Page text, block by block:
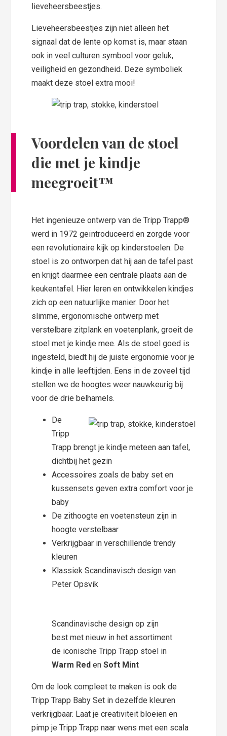
lieveheersbeestjes.
Lieveheersbeestjes zijn niet alleen het
signaal dat de lente op komst is, maar staan
ook in veel culturen symbool voor geluk,
veiligheid en gezondheid. Deze symboliek
maakt deze stoel extra mooi!
Voordelen van de stoel
die met je kindje
meegroeit™
Het ingenieuze ontwerp van de Tripp Trapp®
werd in 1972 geïntroduceerd en zorgde voor
een revolutionaire kijk op kinderstoelen. De
stoel is zo ontworpen dat hij aan de tafel past
en krijgt daarmee een centrale plaats aan de
keukentafel. Hier leren en ontwikkelen kindjes
zich op een natuurlijke manier. Door het
slimme, ergonomische ontwerp met
verstelbare zitplank en voetenplank, groeit de
stoel met je kindje mee. Als de stoel goed is
ingesteld, biedt hij de juiste ergonomie voor je
kindje in alle leeftijden. Eens in de zoveel tijd
stellen we de hoogtes weer nauwkeurig bij
voor de drie belhamels.
De
Tripp
Trapp brengt je kindje meteen aan tafel,
dichtbij het gezin
Accessoires zoals de baby set en
kussensets geven extra comfort voor je
baby
De zithoogte en voetensteun zijn in
hoogte verstelbaar
Verkrijgbaar in verschillende trendy
kleuren
Klassiek Scandinavisch design van
Peter Opsvik
Scandinavische design op zijn
best met nieuw in het assortiment
de iconische Tripp Trapp stoel in
Warm Red enSoft Mint
Om de look compleet te maken is ook de
Tripp Trapp Baby Set in dezelfde kleuren
verkrijgbaar. Laat je creativiteit bloeien en
pimp je Tripp Trapp naar wens met een scala